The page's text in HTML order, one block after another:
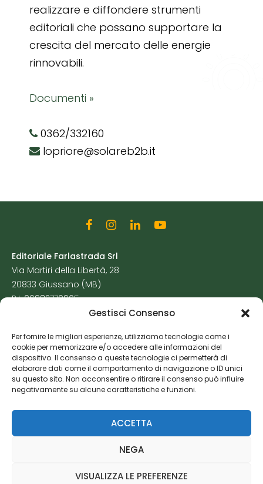
Gestisci Consenso
Per fornire le migliori esperienze, utilizziamo tecnologie come i
cookie per memorizzare e/o accedere alle informazioni del
dispositivo. Il consenso a queste tecnologie ci permetterà di
elaborare dati come il comportamento di navigazione o ID unici
su questo sito. Non acconsentire o ritirare il consenso può influire
negativamente su alcune caratteristiche e funzioni.
ACCETTA
NEGA
VISUALIZZA LE PREFERENZE
realizzare e diffondere strumenti
editoriali che possano supportare la
crescita del mercato delle energie
rinnovabili.
Documenti »
0362/332160
lopriore@solareb2b.it
Editoriale Farlastrada Srl
Via Martiri della Libertà, 28
20833 Giussano (MB)
P.I. 06982770965
Cookie Policy
Risorse Aggiuntive